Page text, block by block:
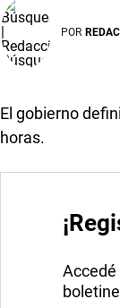
POR
El gobierno
horas.